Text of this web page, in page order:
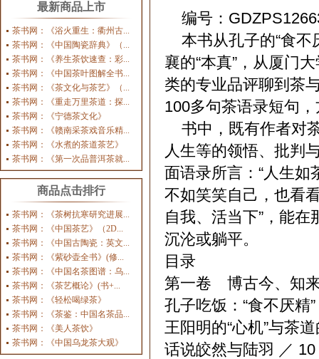
最新商品上市
茶书网：《浴火重生：衢州古...
茶书网：《中国陶瓷辞典》（...
茶书网：《养生茶饮速查：彩...
茶书网：《中国茶叶图解全书...
茶书网：《茶文化与茶艺》（...
茶书网：《重走万里茶道：探...
茶书网：《宁德茶文化》
茶书网：《赣南采茶戏音乐精...
茶书网：《水煮的茶道茶艺》
茶书网：《第一次品普洱茶就...
商品点击排行
茶书网：《茶树抗寒研究进展...
茶书网：《中国茶艺》（2D...
茶书网：《中国古陶瓷：英文...
茶书网：《紫砂壶全书》(修...
茶书网：《中国名茶图谱：乌...
茶书网：《茶艺概论》(书+...
茶书网：《轻松喝绿茶》
茶书网：《茶鉴：中国名茶品...
茶书网：《美人茶饮》
茶书网：《中国乌龙茶大观》
编号：
本书从孔子的“食不
襄的“本真”，从厦门
类的专业品评聊到茶
100多句茶语录短句
书中，既有作者对
人生等的领悟、批判
面语录所言：“人生
不如笑笑自己，也看
自我、活当下”，能
沉沦或躺平。
目录
第一卷 博古今、知
孔子吃饭：“食不厌精
王阳明的“心机”与茶道
话说皎然与陆羽 ／ 10